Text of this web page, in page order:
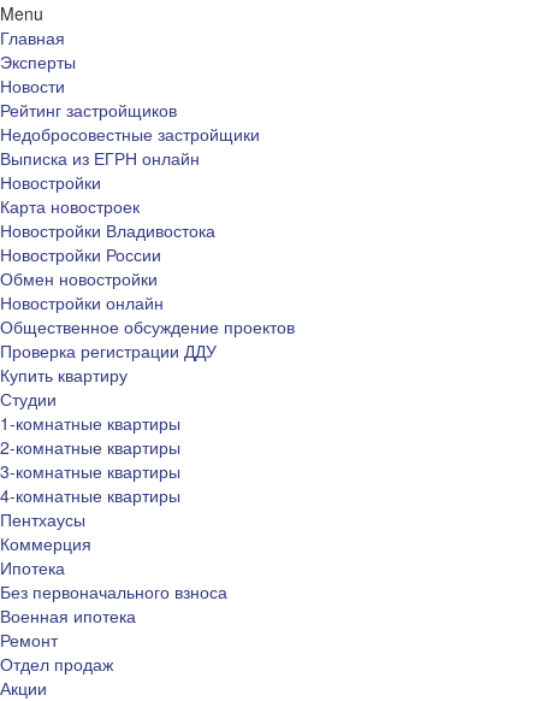
Menu
Главная
Эксперты
Новости
Рейтинг застройщиков
Недобросовестные застройщики
Выписка из ЕГРН онлайн
Новостройки
Карта новостроек
Новостройки Владивостока
Новостройки России
Обмен новостройки
Новостройки онлайн
Общественное обсуждение проектов
Проверка регистрации ДДУ
Купить квартиру
Студии
1-комнатные квартиры
2-комнатные квартиры
3-комнатные квартиры
4-комнатные квартиры
Пентхаусы
Коммерция
Ипотека
Без первоначального взноса
Военная ипотека
Ремонт
Отдел продаж
Акции